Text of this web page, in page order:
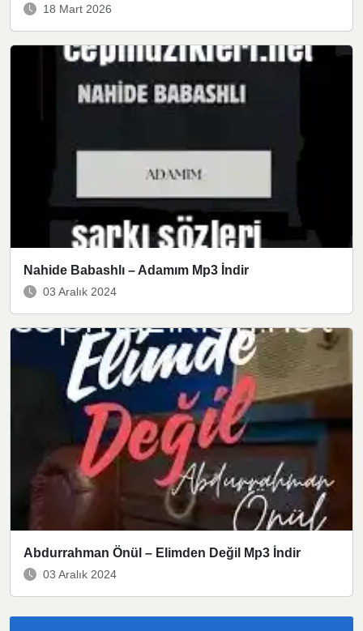
18 Mart 2026
Nahide Babashlı – Adamım Mp3 İndir
03 Aralık 2024
Abdurrahman Önül – Elimden Değil Mp3 İndir
03 Aralık 2024